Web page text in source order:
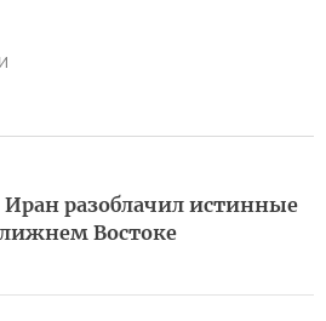
Иран разоблачил истинные
Востоке